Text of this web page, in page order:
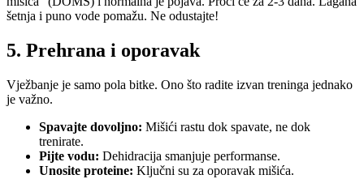
šetnja i puno vode pomažu. Ne odustajte!
5. Prehrana i oporavak
Vježbanje je samo pola bitke. Ono što radite izvan treninga jednako
je važno.
Spavajte dovoljno: Mišići rastu dok spavate, ne dok
trenirate.
Pijte vodu: Dehidracija smanjuje performanse.
Unosite proteine: Ključni su za oporavak mišića.